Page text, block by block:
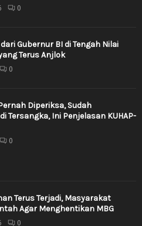
0
Gubernur BI di Tengah Nilai
Terus Anjlok
0
Diperiksa, Sudah
Tersangka, Ini Penjelasan KUHAP-
0
Terus Terjadi, Masyarakat
Agar Menghentikan MBG
0